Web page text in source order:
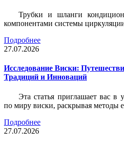
Трубки и шланги
компонентами системы
Подробнее
27.07.2026
Исследование Виски:
Традиций и Инноваций
Эта статья приглашает вас в
по миру виски, раскрывая методы
Подробнее
27.07.2026